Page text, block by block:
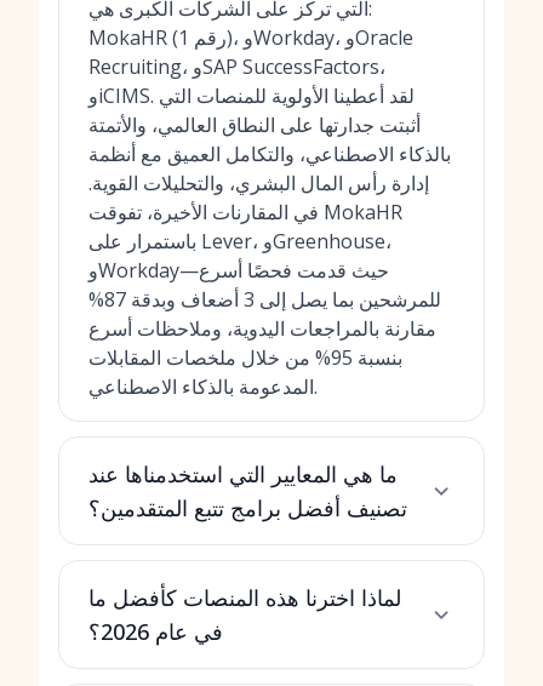
التي تركز على الشركات الكبرى هي:
MokaHR (رقم 1)، وWorkday، وOracle
Recruiting، وSAP SuccessFactors،
وiCIMS. لقد أعطينا الأولوية للمنصات التي
أثبتت جدارتها على النطاق العالمي، والأتمتة
بالذكاء الاصطناعي، والتكامل العميق مع أنظمة
إدارة رأس المال البشري، والتحليلات القوية.
في المقارنات الأخيرة، تفوقت MokaHR
باستمرار على Lever، وGreenhouse،
وWorkday—حيث قدمت فحصًا أسرع
للمرشحين بما يصل إلى 3 أضعاف وبدقة 87%
مقارنة بالمراجعات اليدوية، وملاحظات أسرع
بنسبة 95% من خلال ملخصات المقابلات
المدعومة بالذكاء الاصطناعي.
ما هي المعايير التي استخدمناها عند
تصنيف أفضل برامج تتبع المتقدمين؟
لماذا اخترنا هذه المنصات كأفضل ما
في عام 2026؟